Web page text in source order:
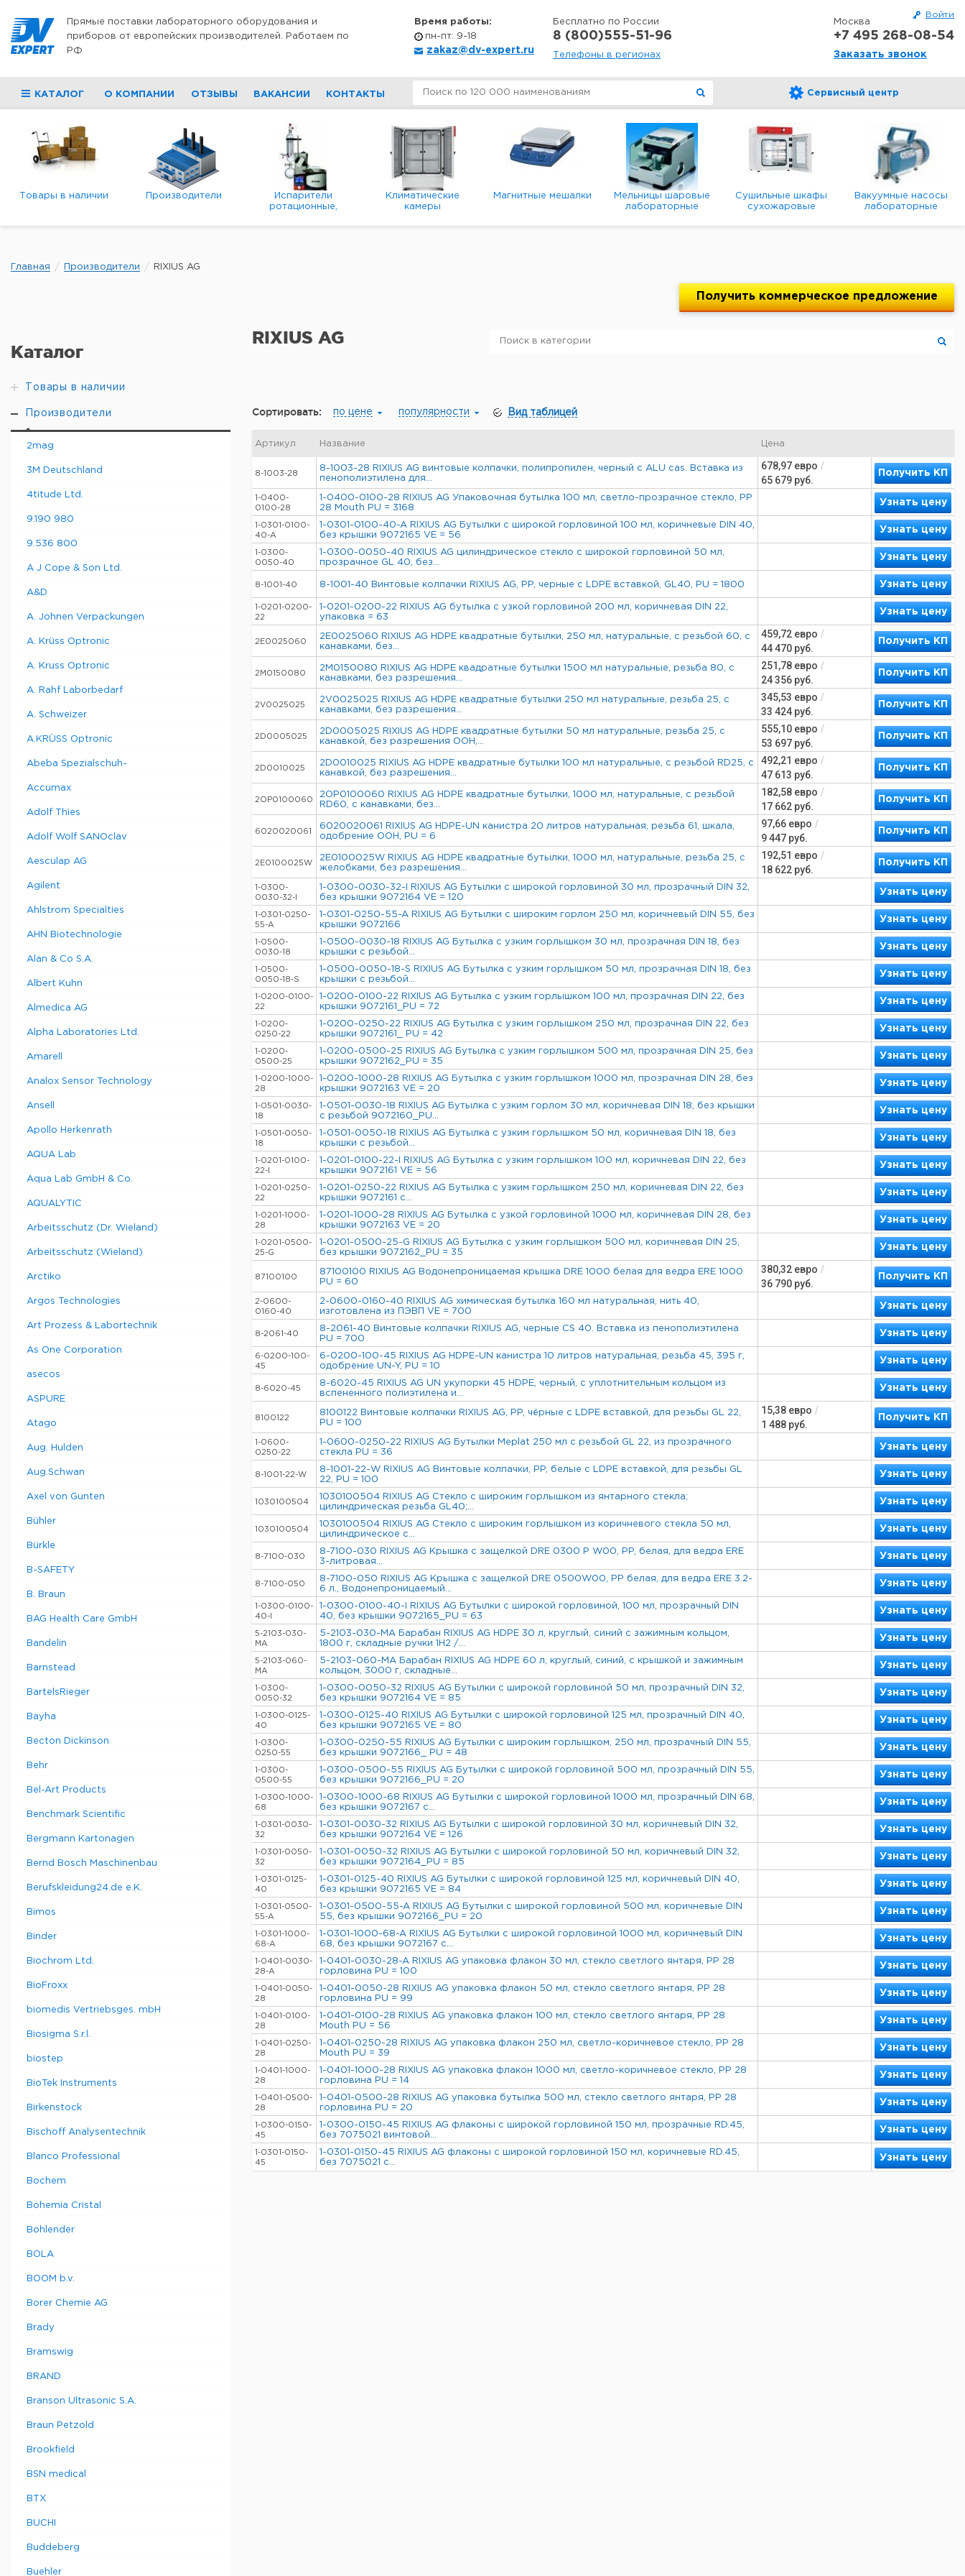
Войти
Прямые поставки лабораторного оборудования и
приборов от европейских производителей. Работаем по
РФ
Время работы:
пн-пт: 9-18
zakaz@dv-expert.ru
Бесплатно по России
8 (800)555-51-96
Телефоны в регионах
Москва
+7 495 268-08-54
Заказать звонок
КАТАЛОГ О КОМПАНИИ ОТЗЫВЫ ВАКАНСИИ КОНТАКТЫ Сервисный центр
Товары в наличии Производители
Испарители
ротационные,
вакуумные
Климатические
камеры
Магнитные мешалки
Мельницы шаровые
лабораторные
Сушильные шкафы
сухожаровые
Вакуумные насосы
лабораторные
мембранные
Главная Производители RIXIUS AG
Получить коммерческое предложение
Каталог
Товары в наличии
Производители
2mag
3M Deutschland
4titude Ltd.
9.190 980
9.536 800
A J Cope & Son Ltd.
A&D
A. Johnen Verpackungen
A. Krüss Optronic
A. Kruss Optronic
A. Rahf Laborbedarf
A. Schweizer
A.KRÜSS Optronic
Abeba Spezialschuh-
Accumax
Adolf Thies
Adolf Wolf SANOclav
Aesculap AG
Agilent
Ahlstrom Specialties
AHN Biotechnologie
Alan & Co S.A.
Albert Kuhn
Almedica AG
Alpha Laboratories Ltd.
Amarell
Analox Sensor Technology
Ansell
Apollo Herkenrath
AQUA Lab
Aqua Lab GmbH & Co.
AQUALYTIC
Arbeitsschutz (Dr. Wieland)
Arbeitsschutz (Wieland)
Arctiko
Argos Technologies
Art Prozess & Labortechnik
As One Corporation
asecos
ASPURE
Atago
Aug. Hulden
Aug.Schwan
Axel von Gunten
Bühler
Bürkle
B-SAFETY
B. Braun
BAG Health Care GmbH
Bandelin
Barnstead
BartelsRieger
Bayha
Becton Dickinson
Behr
Bel-Art Products
Benchmark Scientific
Bergmann Kartonagen
Bernd Bosch Maschinenbau
Berufskleidung24.de e.K.
Bimos
Binder
Biochrom Ltd.
BioFroxx
biomedis Vertriebsges. mbH
Biosigma S.r.l.
biostep
BioTek Instruments
Birkenstock
Bischoff Analysentechnik
Blanco Professional
Bochem
Bohemia Cristal
Bohlender
BOLA
BOOM b.v.
Borer Chemie AG
Brady
Bramswig
BRAND
Branson Ultrasonic S.A.
Braun Petzold
Brookfield
BSN medical
BTX
BUCHI
Buddeberg
Buehler
RIXIUS AG
Сортировать: по цене популярности Вид таблицей
Артикул Название Цена
8-1003-28
8-1003-28 RIXIUS AG винтовые колпачки, полипропилен, черный с ALU cas. Вставка из
пенополиэтилена для...
678,97 евро /
65 679 руб.
Получить КП
1-0400-
0100-28
1-0400-0100-28 RIXIUS AG Упаковочная бутылка 100 мл, светло-прозрачное стекло, PP
28 Mouth PU = 3168
Узнать цену
1-0301-0100-
40-A
1-0301-0100-40-A RIXIUS AG Бутылки с широкой горловиной 100 мл, коричневые DIN 40,
без крышки 9072165 VE = 56
Узнать цену
1-0300-
0050-40
1-0300-0050-40 RIXIUS AG цилиндрическое стекло с широкой горловиной 50 мл,
прозрачное GL 40, без...
Узнать цену
8-1001-40 8-1001-40 Винтовые колпачки RIXIUS AG, PP, черные с LDPE вставкой, GL40, PU = 1800 Узнать цену
1-0201-0200-
22
1-0201-0200-22 RIXIUS AG бутылка с узкой горловиной 200 мл, коричневая DIN 22,
упаковка = 63
Узнать цену
2E0025060
2E0025060 RIXIUS AG HDPE квадратные бутылки, 250 мл, натуральные, с резьбой 60, с
канавками, без...
459,72 евро /
44 470 руб.
Получить КП
2M0150080
2M0150080 RIXIUS AG HDPE квадратные бутылки 1500 мл натуральные, резьба 80, с
канавками, без разрешения...
251,78 евро /
24 356 руб.
Получить КП
2V0025025
2V0025025 RIXIUS AG HDPE квадратные бутылки 250 мл натуральные, резьба 25, с
канавками, без разрешения...
345,53 евро /
33 424 руб.
Получить КП
2D0005025
2D0005025 RIXIUS AG HDPE квадратные бутылки 50 мл натуральные, резьба 25, с
канавкой, без разрешения ООН,...
555,10 евро /
53 697 руб.
Получить КП
2D0010025
2D0010025 RIXIUS AG HDPE квадратные бутылки 100 мл натуральные, с резьбой RD25, с
канавкой, без разрешения...
492,21 евро /
47 613 руб.
Получить КП
2OP0100060
2OP0100060 RIXIUS AG HDPE квадратные бутылки, 1000 мл, натуральные, с резьбой
RD60, с канавками, без...
182,58 евро /
17 662 руб.
Получить КП
6020020061
6020020061 RIXIUS AG HDPE-UN канистра 20 литров натуральная, резьба 61, шкала,
одобрение ООН, PU = 6
97,66 евро /
9 447 руб.
Получить КП
2E0100025W
2E0100025W RIXIUS AG HDPE квадратные бутылки, 1000 мл, натуральные, резьба 25, с
желобками, без разрешения...
192,51 евро /
18 622 руб.
Получить КП
1-0300-
0030-32-I
1-0300-0030-32-I RIXIUS AG Бутылки с широкой горловиной 30 мл, прозрачный DIN 32,
без крышки 9072164 VE = 120
Узнать цену
1-0301-0250-
55-A
1-0301-0250-55-A RIXIUS AG Бутылки с широким горлом 250 мл, коричневый DIN 55, без
крышки 9072166
Узнать цену
1-0500-
0030-18
1-0500-0030-18 RIXIUS AG Бутылка с узким горлышком 30 мл, прозрачная DIN 18, без
крышки с резьбой...
Узнать цену
1-0500-
0050-18-S
1-0500-0050-18-S RIXIUS AG Бутылка с узким горлышком 50 мл, прозрачная DIN 18, без
крышки с резьбой...
Узнать цену
1-0200-0100-
22
1-0200-0100-22 RIXIUS AG Бутылка с узким горлышком 100 мл, прозрачная DIN 22, без
крышки 9072161_PU = 72
Узнать цену
1-0200-
0250-22
1-0200-0250-22 RIXIUS AG Бутылка с узким горлышком 250 мл, прозрачная DIN 22, без
крышки 9072161_ PU = 42
Узнать цену
1-0200-
0500-25
1-0200-0500-25 RIXIUS AG Бутылка с узким горлышком 500 мл, прозрачная DIN 25, без
крышки 9072162_PU = 35
Узнать цену
1-0200-1000-
28
1-0200-1000-28 RIXIUS AG Бутылка с узким горлышком 1000 мл, прозрачная DIN 28, без
крышки 9072163 VE = 20
Узнать цену
1-0501-0030-
18
1-0501-0030-18 RIXIUS AG Бутылка с узким горлом 30 мл, коричневая DIN 18, без крышки
с резьбой 9072160_PU...
Узнать цену
1-0501-0050-
18
1-0501-0050-18 RIXIUS AG Бутылка с узким горлышком 50 мл, коричневая DIN 18, без
крышки с резьбой...
Узнать цену
1-0201-0100-
22-I
1-0201-0100-22-I RIXIUS AG Бутылка с узким горлышком 100 мл, коричневая DIN 22, без
крышки 9072161 VE = 56
Узнать цену
1-0201-0250-
22
1-0201-0250-22 RIXIUS AG Бутылка с узким горлышком 250 мл, коричневая DIN 22, без
крышки 9072161 с...
Узнать цену
1-0201-1000-
28
1-0201-1000-28 RIXIUS AG Бутылка с узкой горловиной 1000 мл, коричневая DIN 28, без
крышки 9072163 VE = 20
Узнать цену
1-0201-0500-
25-G
1-0201-0500-25-G RIXIUS AG Бутылка с узким горлышком 500 мл, коричневая DIN 25,
без крышки 9072162_PU = 35
Узнать цену
87100100
87100100 RIXIUS AG Водонепроницаемая крышка DRE 1000 белая для ведра ERE 1000
PU = 60
380,32 евро /
36 790 руб.
Получить КП
2-0600-
0160-40
2-0600-0160-40 RIXIUS AG химическая бутылка 160 мл натуральная, нить 40,
изготовлена из ПЭВП VE = 700
Узнать цену
8-2061-40
8-2061-40 Винтовые колпачки RIXIUS AG, черные CS 40. Вставка из пенополиэтилена
PU = 700
Узнать цену
6-0200-100-
45
6-0200-100-45 RIXIUS AG HDPE-UN канистра 10 литров натуральная, резьба 45, 395 г,
одобрение UN-Y, PU = 10
Узнать цену
8-6020-45
8-6020-45 RIXIUS AG UN укупорки 45 HDPE, черный, с уплотнительным кольцом из
вспененного полиэтилена и...
Узнать цену
8100122
8100122 Винтовые колпачки RIXIUS AG, PP, чёрные с LDPE вставкой, для резьбы GL 22,
PU = 100
15,38 евро /
1 488 руб.
Получить КП
1-0600-
0250-22
1-0600-0250-22 RIXIUS AG Бутылки Meplat 250 мл с резьбой GL 22, из прозрачного
стекла PU = 36
Узнать цену
8-1001-22-W
8-1001-22-W RIXIUS AG Винтовые колпачки, PP, белые с LDPE вставкой, для резьбы GL
22, PU = 100
Узнать цену
1030100504
1030100504 RIXIUS AG Стекло с широким горлышком из янтарного стекла;
цилиндрическая резьба GL40;...
Узнать цену
1030100504
1030100504 RIXIUS AG Стекло с широким горлышком из коричневого стекла 50 мл,
цилиндрическое с...
Узнать цену
8-7100-030
8-7100-030 RIXIUS AG Крышка с защелкой DRE 0300 P W00, PP, белая, для ведра ERE
3-литровая...
Узнать цену
8-7100-050
8-7100-050 RIXIUS AG Крышка с защелкой DRE 0500W00, PP белая, для ведра ERE 3.2-
6 л., Водонепроницаемый...
Узнать цену
1-0300-0100-
40-I
1-0300-0100-40-I RIXIUS AG Бутылки с широкой горловиной, 100 мл, прозрачный DIN
40, без крышки 9072165_PU = 63
Узнать цену
5-2103-030-
MA
5-2103-030-MA Барабан RIXIUS AG HDPE 30 л, круглый, синий с зажимным кольцом,
1800 г, складные ручки 1H2 /...
Узнать цену
5-2103-060-
MA
5-2103-060-MA Барабан RIXIUS AG HDPE 60 л, круглый, синий, с крышкой и зажимным
кольцом, 3000 г, складные...
Узнать цену
1-0300-
0050-32
1-0300-0050-32 RIXIUS AG Бутылки с широкой горловиной 50 мл, прозрачный DIN 32,
без крышки 9072164 VE = 85
Узнать цену
1-0300-0125-
40
1-0300-0125-40 RIXIUS AG Бутылки с широкой горловиной 125 мл, прозрачный DIN 40,
без крышки 9072165 VE = 80
Узнать цену
1-0300-
0250-55
1-0300-0250-55 RIXIUS AG Бутылки с широким горлышком, 250 мл, прозрачный DIN 55,
без крышки 9072166_ PU = 48
Узнать цену
1-0300-
0500-55
1-0300-0500-55 RIXIUS AG Бутылки с широкой горловиной 500 мл, прозрачный DIN 55,
без крышки 9072166_PU = 20
Узнать цену
1-0300-1000-
68
1-0300-1000-68 RIXIUS AG Бутылки с широкой горловиной 1000 мл, прозрачный DIN 68,
без крышки 9072167 с...
Узнать цену
1-0301-0030-
32
1-0301-0030-32 RIXIUS AG Бутылки с широкой горловиной 30 мл, коричневый DIN 32,
без крышки 9072164 VE = 126
Узнать цену
1-0301-0050-
32
1-0301-0050-32 RIXIUS AG Бутылки с широкой горловиной 50 мл, коричневый DIN 32,
без крышки 9072164_PU = 85
Узнать цену
1-0301-0125-
40
1-0301-0125-40 RIXIUS AG Бутылки с широкой горловиной 125 мл, коричневый DIN 40,
без крышки 9072165 VE = 84
Узнать цену
1-0301-0500-
55-A
1-0301-0500-55-A RIXIUS AG Бутылки с широкой горловиной 500 мл, коричневые DIN
55, без крышки 9072166_PU = 20
Узнать цену
1-0301-1000-
68-A
1-0301-1000-68-A RIXIUS AG Бутылки с широкой горловиной 1000 мл, коричневый DIN
68, без крышки 9072167 с...
Узнать цену
1-0401-0030-
28-A
1-0401-0030-28-A RIXIUS AG упаковка флакон 30 мл, стекло светлого янтаря, PP 28
горловина PU = 100
Узнать цену
1-0401-0050-
28
1-0401-0050-28 RIXIUS AG упаковка флакон 50 мл, стекло светлого янтаря, PP 28
горловина PU = 99
Узнать цену
1-0401-0100-
28
1-0401-0100-28 RIXIUS AG упаковка флакон 100 мл, стекло светлого янтаря, PP 28
Mouth PU = 56
Узнать цену
1-0401-0250-
28
1-0401-0250-28 RIXIUS AG упаковка флакон 250 мл, светло-коричневое стекло, PP 28
Mouth PU = 39
Узнать цену
1-0401-1000-
28
1-0401-1000-28 RIXIUS AG упаковка флакон 1000 мл, светло-коричневое стекло, PP 28
горловина PU = 14
Узнать цену
1-0401-0500-
28
1-0401-0500-28 RIXIUS AG упаковка бутылка 500 мл, стекло светлого янтаря, PP 28
горловина PU = 20
Узнать цену
1-0300-0150-
45
1-0300-0150-45 RIXIUS AG флаконы с широкой горловиной 150 мл, прозрачные RD.45,
без 7075021 винтовой...
Узнать цену
1-0301-0150-
45
1-0301-0150-45 RIXIUS AG флаконы с широкой горловиной 150 мл, коричневые RD.45,
без 7075021 с...
Узнать цену